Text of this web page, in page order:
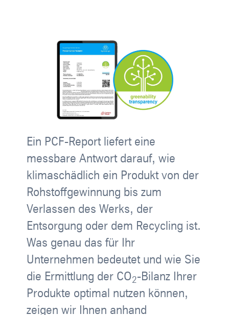
Ein PCF-Report liefert eine
messbare Antwort darauf, wie
klimaschädlich ein Produkt von der
Rohstoffgewinnung bis zum
Verlassen des Werks, der
Entsorgung oder dem Recycling ist.
Was genau das für Ihr
Unternehmen bedeutet und wie Sie
die Ermittlung der CO2-Bilanz Ihrer
Produkte optimal nutzen können,
zeigen wir Ihnen anhand